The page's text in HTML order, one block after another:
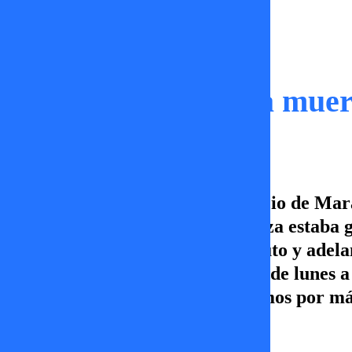
Anulan juicio por la
Se confirmó la anulación del juicio de
muerte. Esto debido a que la jueza
donde se seguía el minuto a minuto y
nuevo capítulo de TV+ Informa, de lunes
contenidos en TV+, Canal 5, Vamos por